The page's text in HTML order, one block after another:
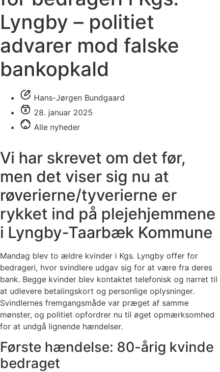
Lyngby – politiet
advarer mod falske
bankopkald
Hans-Jørgen Bundgaard
28. januar 2025
Alle nyheder
Vi har skrevet om det før,
men det viser sig nu at
røverierne/tyverierne er
rykket ind på plejehjemmene
i Lyngby-Taarbæk Kommune
Mandag blev to ældre kvinder i Kgs. Lyngby offer for
bedrageri, hvor svindlere udgav sig for at være fra deres
bank. Begge kvinder blev kontaktet telefonisk og narret til
at udlevere betalingskort og personlige oplysninger.
Svindlernes fremgangsmåde var præget af samme
mønster, og politiet opfordrer nu til øget opmærksomhed
for at undgå lignende hændelser.
Første hændelse: 80-årig kvinde
bedraget